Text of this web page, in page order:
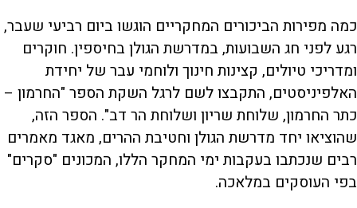
כמה מפירות הביכורים המחקריים הוגשו ביום רביעי שעבר,
רגע לפני חג השבועות, במדרשת הגולן בחיספין. חוקרים
ומדריכי טיולים, קצינות חינוך ולוחמי עבר של יחידת
האלפיניסטים, התקבצו לשם לרגל השקת הספר "החרמון –
כתר החרמון, שלוחת שריון ושלוחת הר דב". הספר הזה,
שהוציאו יחד מדרשת הגולן וחטיבת ההרים, מאגד מאמרים
רבים שנכתבו בעקבות ימי המחקר הללו, המכונים "סקרים"
בפי העוסקים במלאכה.